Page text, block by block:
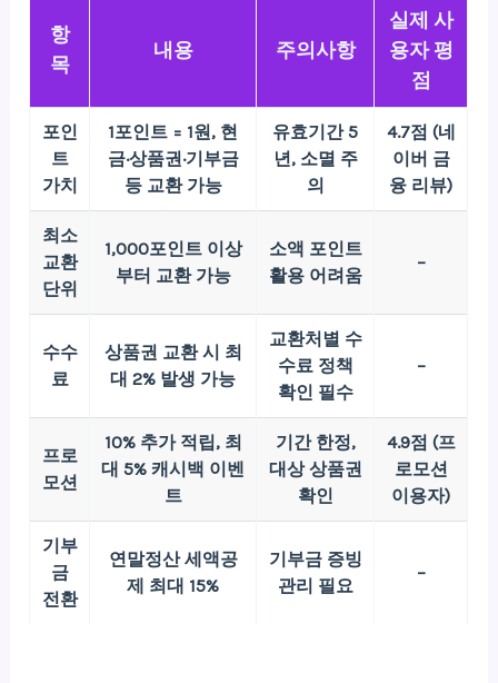
항
목
내용 주의사항
실제 사
용자 평
점
포인
트
가치
1포인트 = 1원, 현
금·상품권·기부금
등 교환 가능
유효기간 5
년, 소멸 주
의
4.7점 (네
이버 금
융 리뷰)
최소
교환
단위
1,000포인트 이상
부터 교환 가능
소액 포인트
활용 어려움
–
수수
료
상품권 교환 시 최
대 2% 발생 가능
교환처별 수
수료 정책
확인 필수
–
프로
모션
10% 추가 적립, 최
대 5% 캐시백 이벤
트
기간 한정,
대상 상품권
확인
4.9점 (프
로모션
이용자)
기부
금
전환
연말정산 세액공
제 최대 15%
기부금 증빙
관리 필요
–